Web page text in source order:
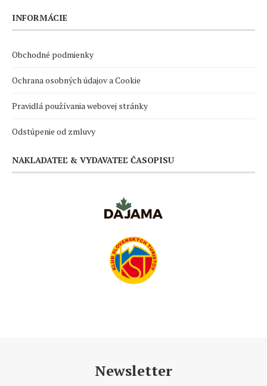
INFORMÁCIE
Obchodné podmienky
Ochrana osobných údajov a Cookie
Pravidlá používania webovej stránky
Odstúpenie od zmluvy
NAKLADATEĽ & VYDAVATEĽ ČASOPISU
Newsletter